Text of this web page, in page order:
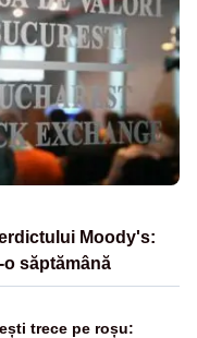
Moody's:
o săptămână
trece pe roșu: